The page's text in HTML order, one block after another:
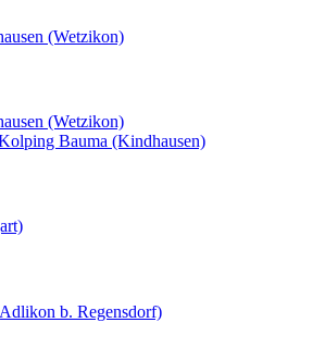
(Wetzikon)
(Wetzikon)
Bauma (Kindhausen)
b. Regensdorf)